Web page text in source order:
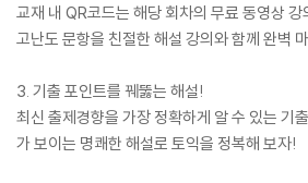
교재 내 QR코드는 해당 회차의 무료 동영상
고난도 문항을 친절한 해설 강의와 함께 완벽
3. 기출 포인트를 꿰뚫는 해설!
최신 출제경향을 가장 정확하게 알 수 있는 기
가 보이는 명쾌한 해설로 토익을 정복해 보자!